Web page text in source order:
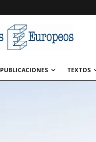
PUBLICACIONES TEXTOS